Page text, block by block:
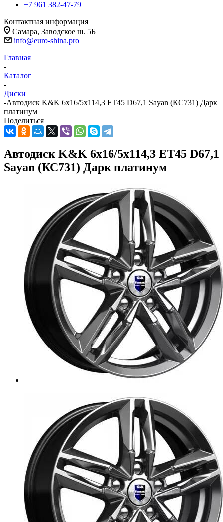
+7 961 382-47-79
Контактная информация
Самара, Заводское ш. 5Б
info@euro-shina.pro
Главная
-
Каталог
-
Диски
-Автодиск K&K 6x16/5x114,3 ET45 D67,1 Sayan (КС731) Дарк
платинум
Поделиться
Автодиск K&K 6x16/5x114,3 ET45 D67,1
Sayan (КС731) Дарк платинум